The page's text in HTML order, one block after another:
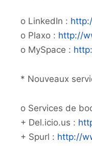
o LinkedIn :
o Plaxo : http://
o MySpace :
* Nouveaux
o Services de
+ Del.icio.us :
+ Spurl : http://